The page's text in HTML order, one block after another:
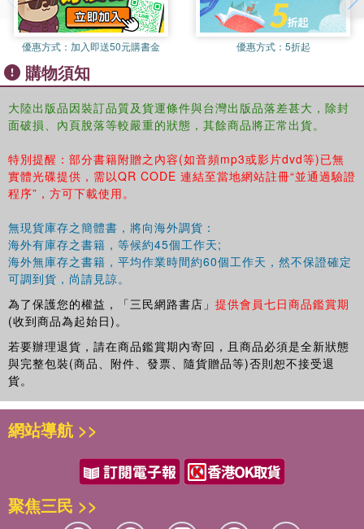
優惠方式： 加入即送50元購書金 優惠方式： 5折起
購物須知
大陸出版品因裝訂品質及貨運條件與台灣出版品落差甚大，除封
面破損、內頁脫落等較嚴重的狀態，其餘商品將正常出貨。
特別提醒：部分書籍附贈之內容(如音頻mp3或影片dvd等)已無
實體光碟提供，需以QR CODE 連結至當地網站註冊“並通過驗證
程序”，方可下載使用。
無現貨庫存之簡體書，將向海外調貨：
海外有庫存之書籍，等候約45個工作天;
海外無庫存之書籍，平均作業時間約60個工作天，然不保證確定
可調到貨，尚請見諒。
為了保護您的權益，「三民網路書店」 提供會員七日商品鑑賞期
(收到商品為起始日)。
若要辦理退貨，請在商品鑑賞期內寄回，且商品必須是全新狀態
與完整包裝(商品、附件、發票、隨貨贈品等)否則恕不接受退
貨。
網站導航 >>
聚焦三民 >>